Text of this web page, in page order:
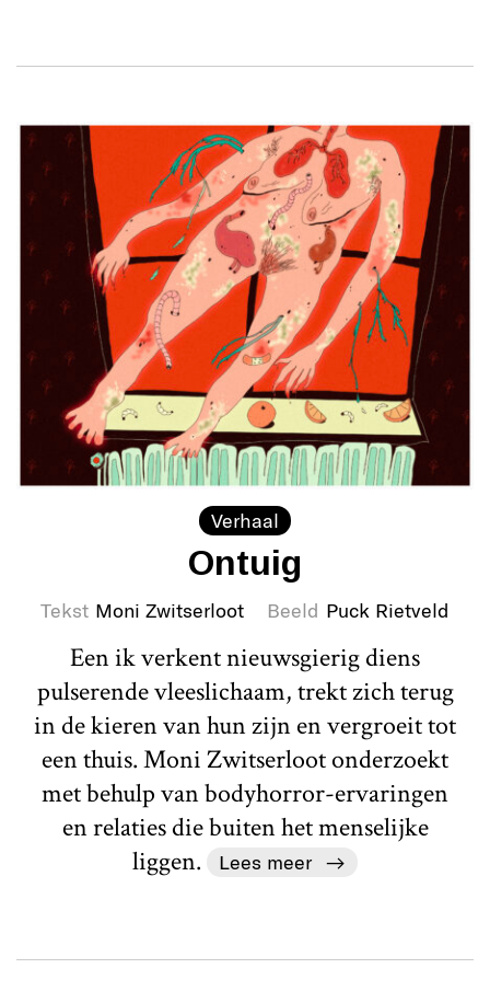
Verhaal
Ontuig
Tekst Moni Zwitserloot Beeld Puck Rietveld
Een ik verkent nieuwsgierig diens
pulserende vleeslichaam, trekt zich terug
in de kieren van hun zijn en vergroeit tot
een thuis. Moni Zwitserloot onderzoekt
met behulp van bodyhorror-ervaringen
en relaties die buiten het menselijke
liggen.
Lees meer